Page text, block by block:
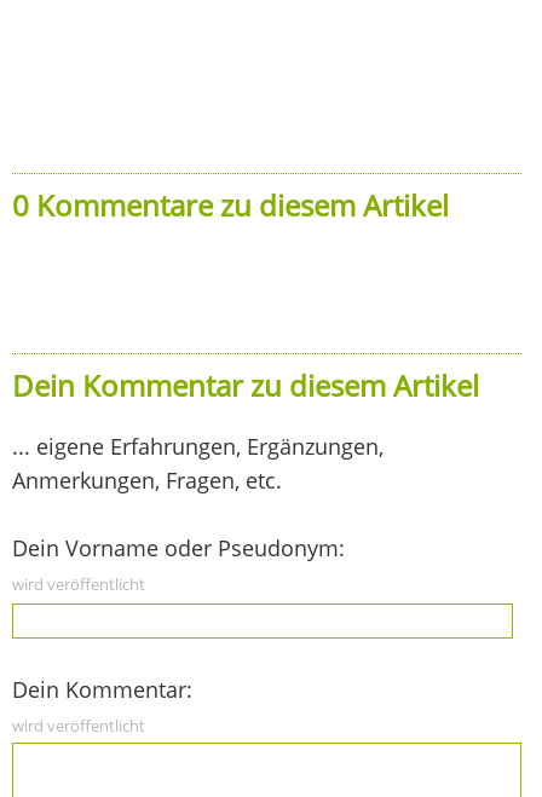
0 Kommentare zu diesem Artikel
Dein Kommentar zu diesem Artikel
... eigene Erfahrungen, Ergänzungen,
Anmerkungen, Fragen, etc.
Dein Vorname oder Pseudonym:
wird veröffentlicht
Dein Kommentar:
wird veröffentlicht